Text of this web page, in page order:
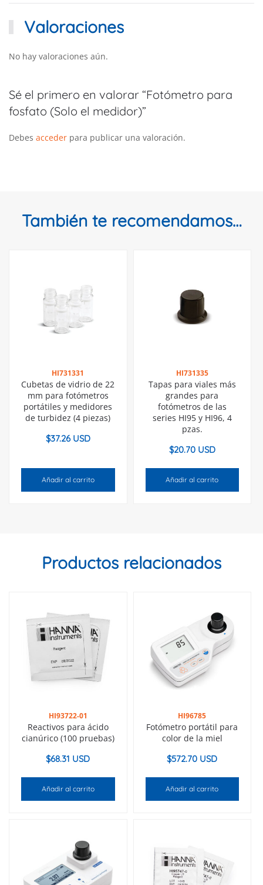
Valoraciones
No hay valoraciones aún.
Sé el primero en valorar “Fotómetro para
fosfato (Solo el medidor)”
Debes acceder para publicar una valoración.
También te recomendamos…
HI731331
Cubetas de vidrio de 22
mm para fotómetros
portátiles y medidores
de turbidez (4 piezas)
$37.26 USD
Añadir al carrito
HI731335
Tapas para viales más
grandes para
fotómetros de las
series HI95 y HI96, 4
pzas.
$20.70 USD
Añadir al carrito
Productos relacionados
HI93722-01
Reactivos para ácido
cianúrico (100 pruebas)
$68.31 USD
Añadir al carrito
HI96785
Fotómetro portátil para
color de la miel
$572.70 USD
Añadir al carrito